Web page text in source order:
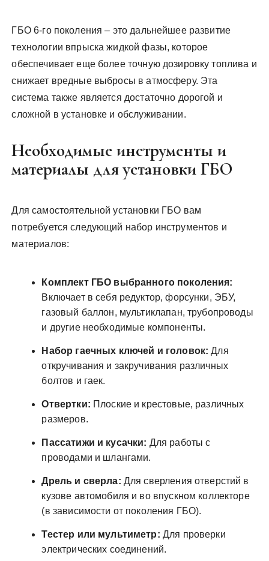
ГБО 6-го поколения – это дальнейшее развитие
технологии впрыска жидкой фазы, которое
обеспечивает еще более точную дозировку топлива и
снижает вредные выбросы в атмосферу. Эта
система также является достаточно дорогой и
сложной в установке и обслуживании.
Необходимые инструменты и
материалы для установки ГБО
Для самостоятельной установки ГБО вам
потребуется следующий набор инструментов и
материалов:
Комплект ГБО выбранного поколения:
Включает в себя редуктор, форсунки, ЭБУ,
газовый баллон, мультиклапан, трубопроводы
и другие необходимые компоненты.
Набор гаечных ключей и головок: Для
откручивания и закручивания различных
болтов и гаек.
Отвертки: Плоские и крестовые, различных
размеров.
Пассатижи и кусачки: Для работы с
проводами и шлангами.
Дрель и сверла: Для сверления отверстий в
кузове автомобиля и во впускном коллекторе
(в зависимости от поколения ГБО).
Тестер или мультиметр: Для проверки
электрических соединений.